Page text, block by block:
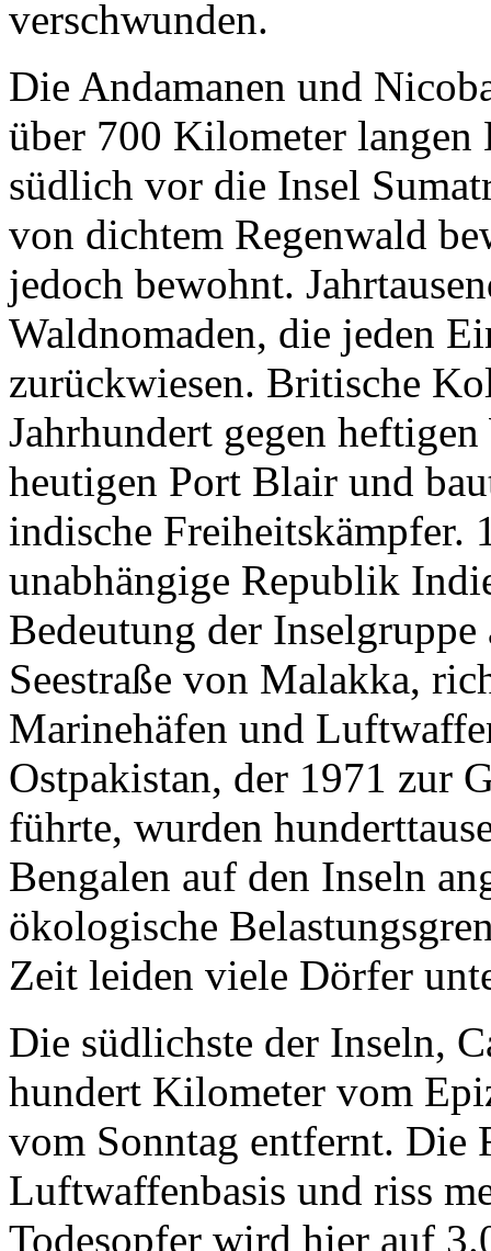
verschwunden.
Die Andamanen und
über 700 Kilometer langen
südlich vor die Insel
von dichtem Regenwald
jedoch bewohnt.
Waldnomaden, die jeden
zurückwiesen. Britische
Jahrhundert gegen
heutigen Port Blair und
indische Freiheitskämpfer.
unabhängige Republik
Bedeutung der
Seestraße von Malakka,
Marinehäfen und
Ostpakistan, der 1971 zur
führte, wurden
Bengalen auf den Inseln
ökologische
Zeit leiden viele Dörfer
Die südlichste der Inseln,
hundert Kilometer vom
vom Sonntag entfernt. Die
Luftwaffenbasis und riss
Todesopfer wird hier auf